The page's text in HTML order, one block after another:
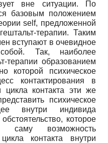
вне ситуации. По
базовым положением
self, предложенной
терапии. Таким
вступают в очевидное
Так, наиболее
терапии образованием
которой психическое
контактирования в
контакта эти же
психическое
внутри индивида
которое
саму возможность
контакта внутри